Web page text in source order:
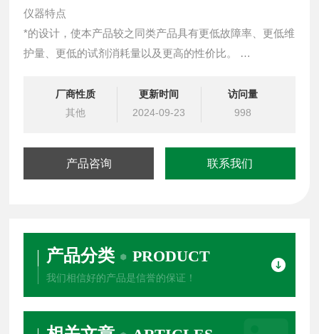
仪器特点
*的设计，使本产品较之同类产品具有更低故障率、更低维
护量、更低的试剂消耗量以及更高的性价比。
能万变，具有Z小死体积，易维护高寿命等优点。
厂商性质
其他
更新时间
2024-09-23
访问量
998
产品咨询 联系我们
产品分类 PRODUCT
我们相信好的产品是信誉的保证！